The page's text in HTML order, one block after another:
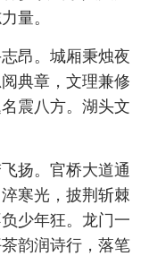
量。
昂。城厢秉烛夜
典章，文理兼修
震八方。湖头文
扬。官桥大道通
寒光，披荆斩棘
少年狂。龙门一
韵润诗行，落笔